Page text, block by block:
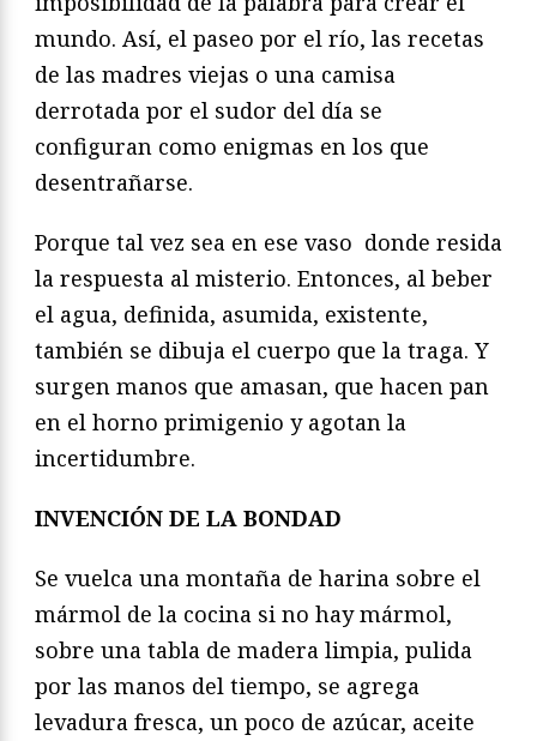
mundo. Así, el paseo por el río, las recetas
de las madres viejas o una camisa
derrotada por el sudor del día se
configuran como enigmas en los que
desentrañarse.
Porque tal vez sea en ese vaso donde resida
la respuesta al misterio. Entonces, al beber
el agua, definida, asumida, existente,
también se dibuja el cuerpo que la traga. Y
surgen manos que amasan, que hacen pan
en el horno primigenio y agotan la
incertidumbre.
INVENCIÓN DE LA BONDAD
Se vuelca una montaña de harina sobre el
mármol de la cocina si no hay mármol,
sobre una tabla de madera limpia, pulida
por las manos del tiempo, se agrega
levadura fresca, un poco de azúcar, aceite